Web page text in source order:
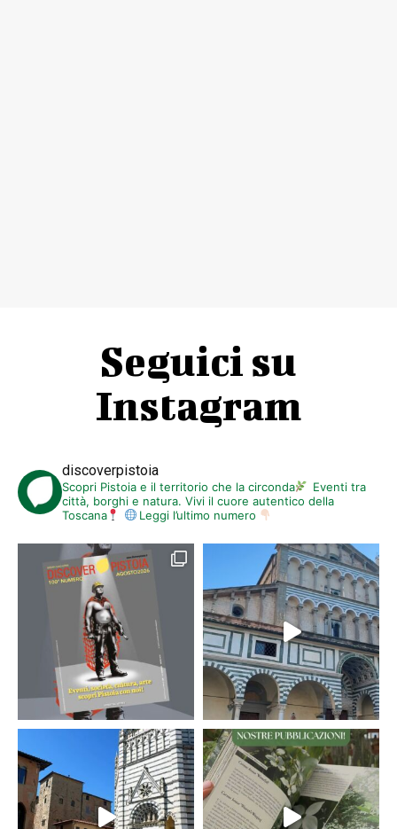
Seguici su
Instagram
discoverpistoia
Scopri Pistoia e il territorio che la circonda
Eventi tra
città, borghi e natura. Vivi il cuore autentico della
Toscana
Leggi l’ultimo numero